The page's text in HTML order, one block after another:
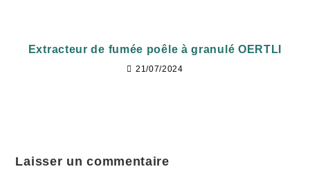
Extracteur de fumée poêle à granulé OERTLI
21/07/2024
Laisser un commentaire